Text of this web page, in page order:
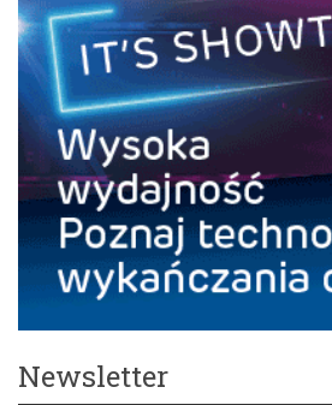
Newsletter